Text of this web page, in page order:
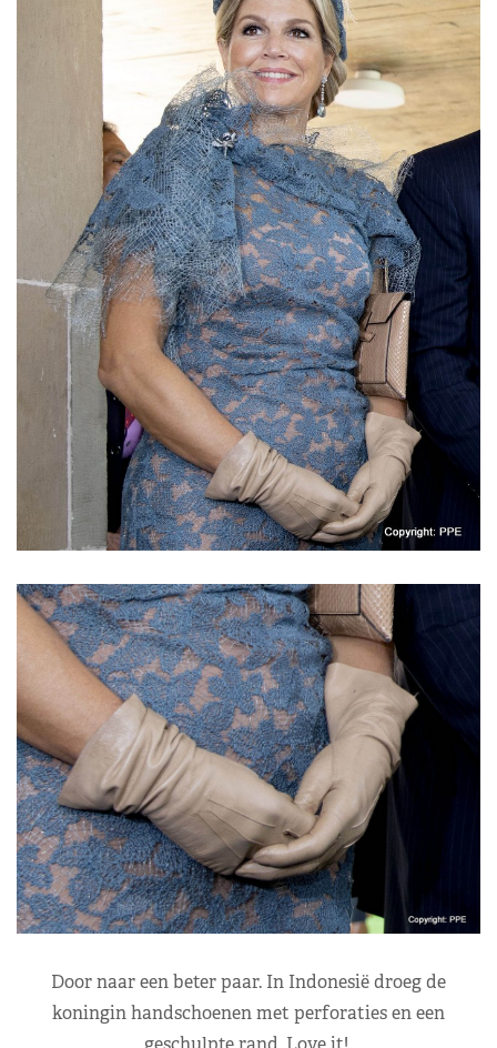
Door naar een beter paar. In Indonesië droeg de
koningin handschoenen met perforaties en een